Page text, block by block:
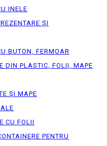
INELE
ȘI
BUTON, FERMOAR
DIN PLASTIC, FOLII, MAPE
ȘI MAPE
CU FOLII
PENTRU